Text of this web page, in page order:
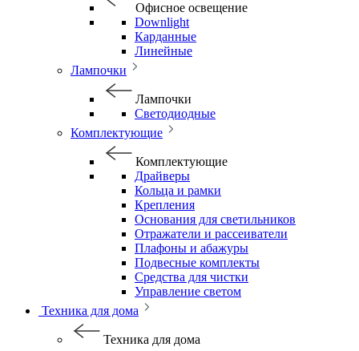
Офисное освещение
Downlight
Карданные
Линейные
Лампочки
Лампочки
Светодиодные
Комплектующие
Комплектующие
Драйверы
Кольца и рамки
Крепления
Основания для светильников
Отражатели и рассеиватели
Плафоны и абажуры
Подвесные комплекты
Средства для чистки
Управление светом
Техника для дома
Техника для дома